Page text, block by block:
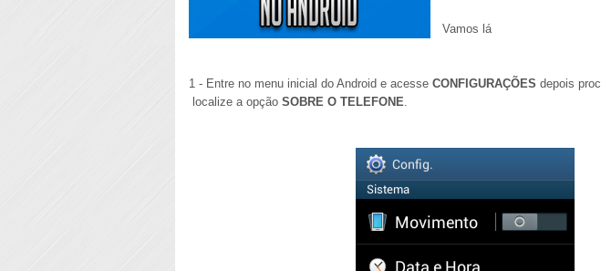
Vamos lá
1 - Entre no menu inicial do Android e acesse CONFIGURAÇÕES depois
localize a opção SOBRE O TELEFONE.